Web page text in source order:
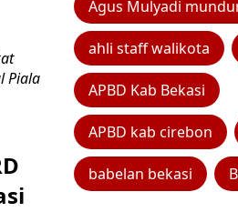
Piala
Agus Mulyadi
ahli staff walikota
APBD Kab Bekasi
APBD kab cirebon
babelan bekasi